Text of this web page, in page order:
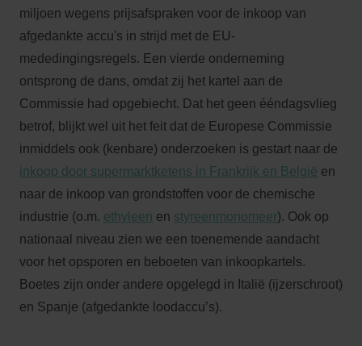
miljoen wegens prijsafspraken voor de inkoop van
afgedankte accu's in strijd met de EU-
mededingingsregels. Een vierde onderneming
ontsprong de dans, omdat zij het kartel aan de
Commissie had opgebiecht. Dat het geen ééndagsvlieg
betrof, blijkt wel uit het feit dat de Europese Commissie
inmiddels ook (kenbare) onderzoeken is gestart naar de
inkoop door supermarktketens in Frankrijk en België en
naar de inkoop van grondstoffen voor de chemische
industrie (o.m. ethyleen en styreenmonomeer). Ook op
nationaal niveau zien we een toenemende aandacht
voor het opsporen en beboeten van inkoopkartels.
Boetes zijn onder andere opgelegd in Italië (ijzerschroot)
en Spanje (afgedankte loodaccu’s).